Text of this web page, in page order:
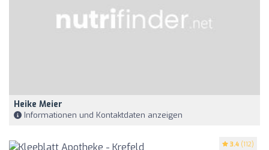
Heike Meier
Informationen und Kontaktdaten anzeigen
3.4 (112)